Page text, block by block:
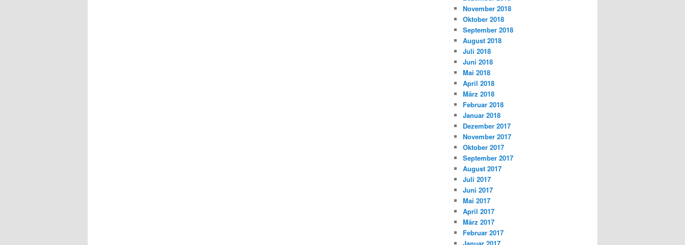
November 2018
Oktober 2018
September 2018
August 2018
Juli 2018
Juni 2018
Mai 2018
April 2018
März 2018
Februar 2018
Januar 2018
Dezember 2017
November 2017
Oktober 2017
September 2017
August 2017
Juli 2017
Juni 2017
Mai 2017
April 2017
März 2017
Februar 2017